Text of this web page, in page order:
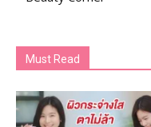
Must Read